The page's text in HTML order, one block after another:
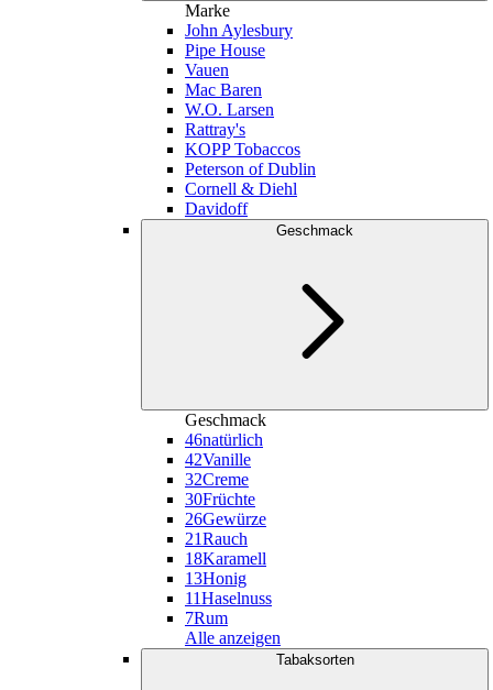
Marke
John Aylesbury
Pipe House
Vauen
Mac Baren
W.O. Larsen
Rattray's
KOPP Tobaccos
Peterson of Dublin
Cornell & Diehl
Davidoff
Geschmack
Geschmack
46natürlich
42Vanille
32Creme
30Früchte
26Gewürze
21Rauch
18Karamell
13Honig
11Haselnuss
7Rum
Alle anzeigen
Tabaksorten